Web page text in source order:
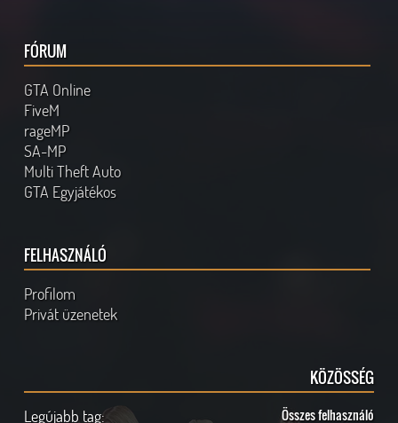
FÓRUM
GTA Online
FiveM
rageMP
SA-MP
Multi Theft Auto
GTA Egyjátékos
FELHASZNÁLÓ
Profilom
Privát üzenetek
KÖZÖSSÉG
Legújabb tag: Összes felhasználó